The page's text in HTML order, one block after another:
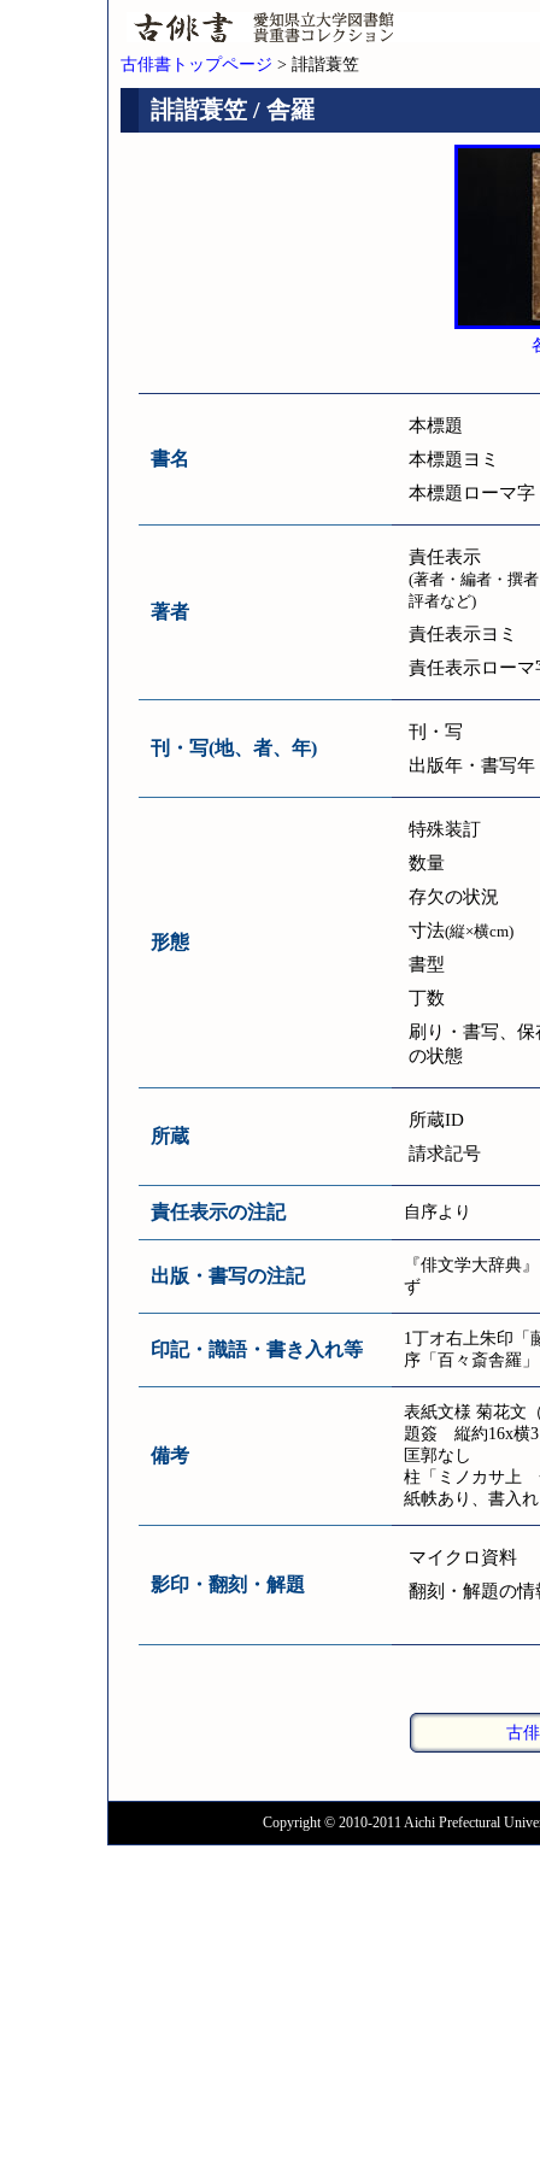
古俳書トップページ > 誹諧蓑笠
誹諧蓑笠 / 舎羅
書名
本標題
本標題ヨミ
本標題ローマ字
著者
責任表示
(著者・編者・撰
評者など)
責任表示ヨミ
責任表示ローマ
刊・写(地、者、年)
刊・写
出版年・書写年
形態
特殊装訂
数量
存欠の状況
寸法(縦×横cm)
書型
丁数
刷り・書写、保
の状態
所蔵
所蔵ID
請求記号
責任表示の注記 自序より
出版・書写の注記
『俳文学大辞典
ず
印記・識語・書き入れ等
1丁オ右上朱印「
序「百々斎舎羅」
備考
表紙文様 菊花文
題簽 縦約16x横
匡郭なし
柱「ミノカサ上
紙帙あり、書入
影印・翻刻・解題
マイクロ資料
翻刻・解題の情
古
Copyright © 2010-2011 Aichi Prefectural